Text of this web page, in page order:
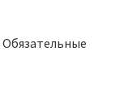
Обязательные